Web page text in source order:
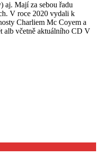
aj. Mají za sebou řadu
V roce 2020 vydali k
Charliem Mc Coyem a
alb včetně aktuálního CD V